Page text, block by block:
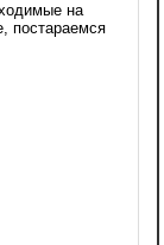
на
постараемся